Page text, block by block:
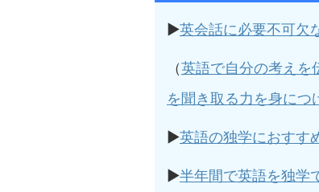
▶︎英会話に必要不可欠
（英語で自分の考えを
を聞き取る力を身につ
▶︎英語の独学におすす
▶︎半年間で英語を独学